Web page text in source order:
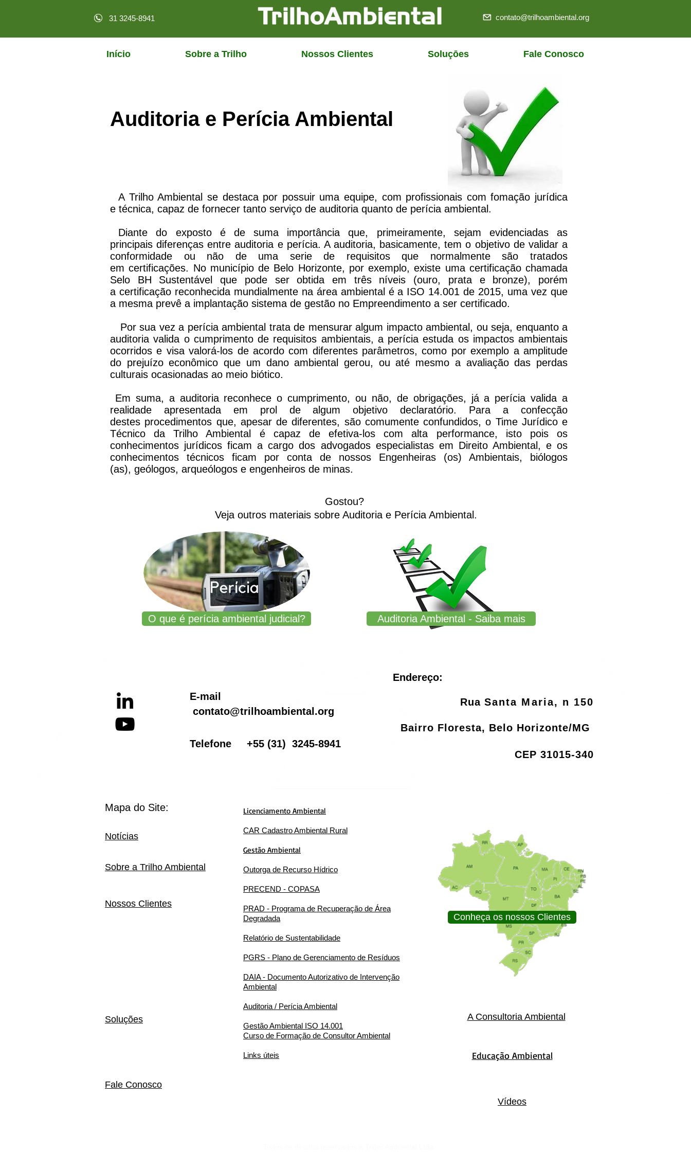
31 3245-8941 contato@trilhoambiental.org
Início Sobre a Trilho Nossos Clientes Soluçōes Fale Conosco
Auditoria e Perícia Ambiental
A Trilho Ambiental se destaca por possuir uma equipe, com profissionais com fomação jurídica
e técnica, capaz de fornecer tanto serviço de auditoria quanto de perícia ambiental.
Diante do exposto é de suma importância que, primeiramente, sejam evidenciadas as
principais diferenças entre auditoria e perícia. A auditoria, basicamente, tem o objetivo de validar a
conformidade ou não de uma serie de requisitos que normalmente são tratados
em certificações. No município de Belo Horizonte, por exemplo, existe uma certificação chamada
Selo BH Sustentável que pode ser obtida em três níveis (ouro, prata e bronze), porém
a certificação reconhecida mundialmente na área ambiental é a ISO 14.001 de 2015, uma vez que
a mesma prevê a implantação sistema de gestão no Empreendimento a ser certificado.
Por sua vez a perícia ambiental trata de mensurar algum impacto ambiental, ou seja, enquanto a
auditoria valida o cumprimento de requisitos ambientais, a perícia estuda os impactos ambientais
ocorridos e visa valorá-los de acordo com diferentes parâmetros, como por exemplo a amplitude
do prejuízo econômico que um dano ambiental gerou, ou até mesmo a avaliação das perdas
culturais ocasionadas ao meio biótico.
Em suma, a auditoria reconhece o cumprimento, ou não, de obrigações, já a perícia valida a
realidade apresentada em prol de algum objetivo declaratório. Para a confecção
destes procedimentos que, apesar de diferentes, são comumente confundidos, o Time Jurídico e
Técnico da Trilho Ambiental é capaz de efetiva-los com alta performance, isto pois os
conhecimentos jurídicos ficam a cargo dos advogados especialistas em Direito Ambiental, e os
conhecimentos técnicos ficam por conta de nossos Engenheiras (os) Ambientais, biólogos
(as), geólogos, arqueólogos e engenheiros de minas.
Gostou?
Veja outros materiaissobre Auditoria e Perícia Ambiental.
O que é perícia ambiental judicial? Auditoria Ambiental - Saiba mais
E-mail
contato@trilhoambiental.org
Telefone +55 (31) 3245-8941
Endereço:
RuaSanta Maria, n 150
Bairro Floresta, Belo Horizonte/MG
CEP 31015-340
Sobre a Trilho Ambiental
Notícias
Nossos Clientes
Soluções
Mapa do Site: Licenciamento Ambiental
CAR Cadastro Ambiental Rural
Gestão Ambiental
Outorga de Recurso Hídrico
PRECEND - COPASA
PRAD - Programa de Recuperação de Área
Degradada
Relatório de Sustentabilidade
PGRS - Plano de Gerenciamento de Resíduos
DAIA - Documento Autorizativo de Intervenção
Ambiental
Auditoria / Perícia Ambiental
Gestão Ambiental ISO 14.001
Curso de Formação de Consultor Ambiental
Links úteis
Conheça os nossos Clientes
A Consultoria Ambiental
Educação Ambiental
Fale Conosco
Vídeos